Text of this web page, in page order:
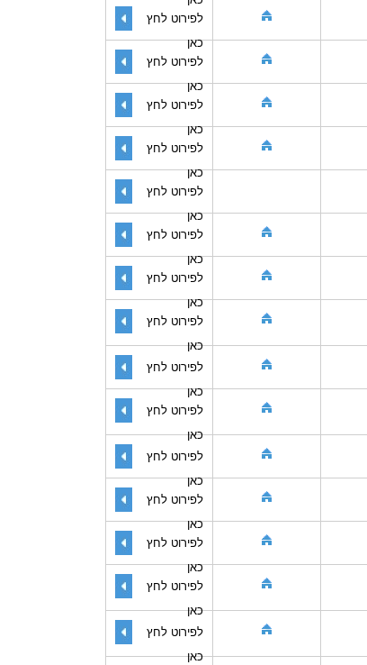
לפירוט לחץ
כאן
לפירוט לחץ
כאן
לפירוט לחץ
כאן
לפירוט לחץ
כאן
לפירוט לחץ
כאן
לפירוט לחץ
כאן
לפירוט לחץ
כאן
לפירוט לחץ
כאן
לפירוט לחץ
כאן
לפירוט לחץ
כאן
לפירוט לחץ
כאן
לפירוט לחץ
כאן
לפירוט לחץ
כאן
לפירוט לחץ
כאן
לפירוט לחץ
כאן